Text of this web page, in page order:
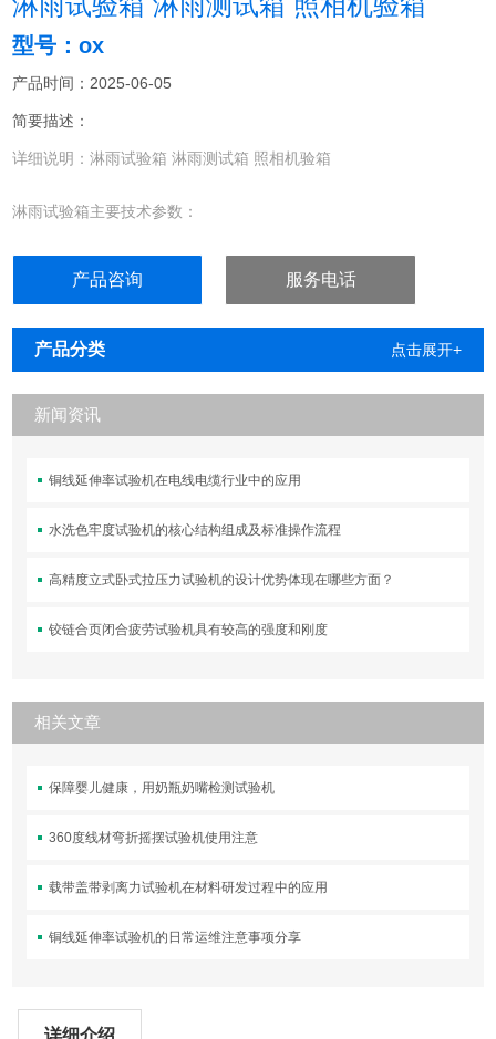
型号：ox
产品时间：2025-06-05
简要描述：
详细说明：淋雨试验箱 淋雨测试箱 照相机验箱
淋雨试验箱主要技术参数：
OXni-010
H×W×D（cm）
产品咨询 服务电话
产品分类 点击展开+
新闻资讯
铜线延伸率试验机在电线电缆行业中的应用
水洗色牢度试验机的核心结构组成及标准操作流程
高精度立式卧式拉压力试验机的设计优势体现在哪些方面？
铰链合页闭合疲劳试验机具有较高的强度和刚度
相关文章
保障婴儿健康，用奶瓶奶嘴检测试验机
360度线材弯折摇摆试验机使用注意
载带盖带剥离力试验机在材料研发过程中的应用
铜线延伸率试验机的日常运维注意事项分享